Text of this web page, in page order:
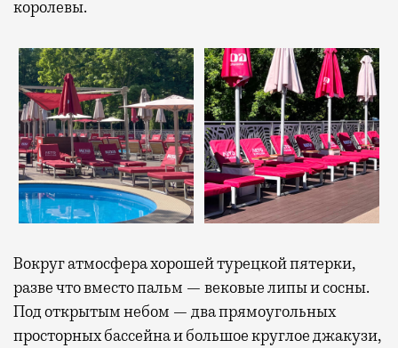
королевы.
Вокруг атмосфера хорошей турецкой пятерки,
разве что вместо пальм — вековые липы и сосны.
Под открытым небом — два прямоугольных
просторных бассейна и большое круглое джакузи,